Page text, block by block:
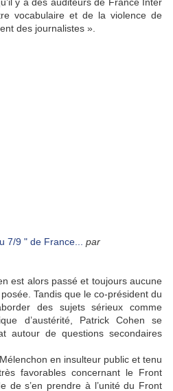
vocabulaire et de la violence de
des journalistes ».
7/9 " de France...
par
est alors passé et toujours aucune
Tandis que le co-président du
des sujets sérieux comme
d’austérité, Patrick Cohen se
autour de questions secondaires
en insulteur public et tenu
favorables concernant le Front
de s’en prendre à l’unité du Front